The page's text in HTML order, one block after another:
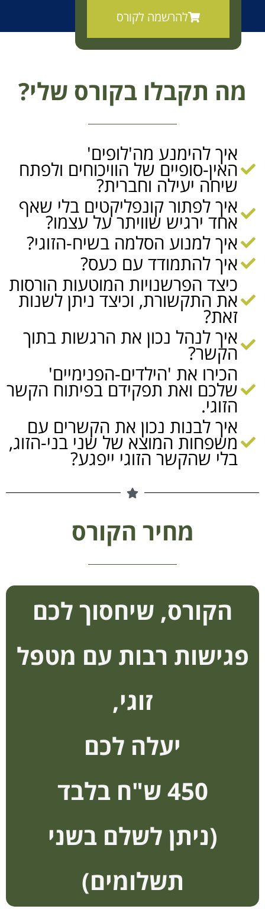
להרשמה לקורס
מה תקבלו בקורס שלי?
איך להימנע מה'לופים'
האין-סופיים של הוויכוחים ולפתח
שיחה יעילה וחברית?
איך לפתור קונפליקטים בלי שאף
אחד ירגיש שוויתר על עצמו?
איך למנוע הסלמה בשיח-הזוגי?
איך להתמודד עם כעס?
כיצד הפרשנויות המוטעות הורסות
את התקשורת, וכיצד ניתן לשנות
זאת?
איך לנהל נכון את הרגשות בתוך
הקשר?
הכירו את 'הילדים-הפנימיים'
שלכם ואת תפקידם בפיתוח הקשר
הזוגי.
איך לבנות נכון את הקשרים עם
משפחות המוצא של שני בני-הזוג,
בלי שהקשר הזוגי ייפגע?
מחיר הקורס
הקורס, שיחסוך לכם
פגישות רבות עם מטפל
זוגי,
יעלה לכם
450 ש"ח בלבד
(ניתן לשלם בשני
תשלומים)